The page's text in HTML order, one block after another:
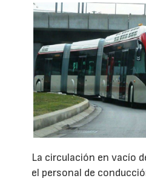
La circulación en vacío
el personal de